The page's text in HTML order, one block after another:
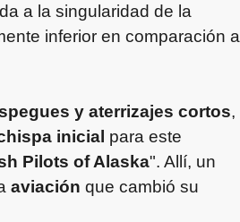
a la singularidad de la
inferior en comparación a
y aterrizajes cortos,
inicial para este
Pilots of Alaska". Allí, un
aviación que cambió su